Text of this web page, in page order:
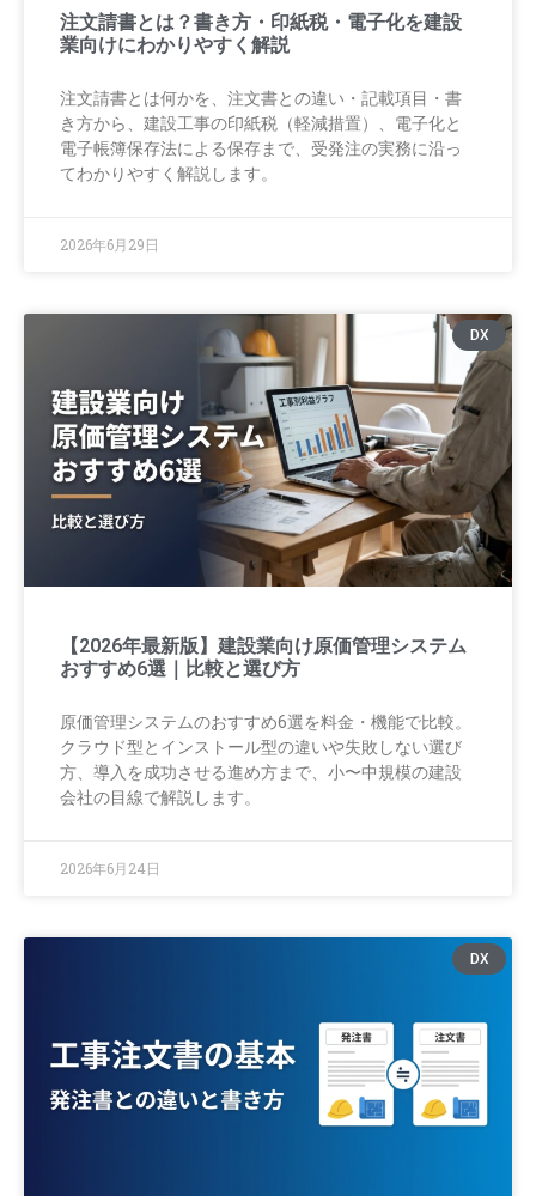
注文請書とは？書き方・印紙税・電子化を建設
業向けにわかりやすく解説
注文請書とは何かを、注文書との違い・記載項目・書
き方から、建設工事の印紙税（軽減措置）、電子化と
電子帳簿保存法による保存まで、受発注の実務に沿っ
てわかりやすく解説します。
2026年6月29日
DX
【2026年最新版】建設業向け原価管理システム
おすすめ6選｜比較と選び方
原価管理システムのおすすめ6選を料金・機能で比較。
クラウド型とインストール型の違いや失敗しない選び
方、導入を成功させる進め方まで、小〜中規模の建設
会社の目線で解説します。
2026年6月24日
DX